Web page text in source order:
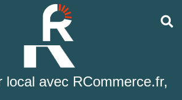
local avec RCommerce.fr,